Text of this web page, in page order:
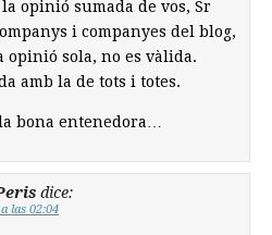
opinió sumada de vos, Sr
i companyes del blog,
opinió sola, no es vàlida.
amb la de tots i totes.
bona entenedora…
dice:
las 02:04